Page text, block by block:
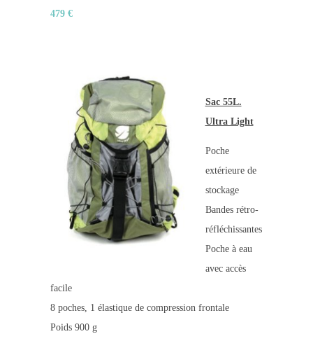
479 €
Sac 55L.
Ultra Light
Poche
extérieure de
stockage
Bandes rétro-
réfléchissantes
Poche à eau
avec accès
facile
8 poches, 1 élastique de compression frontale
Poids 900 g